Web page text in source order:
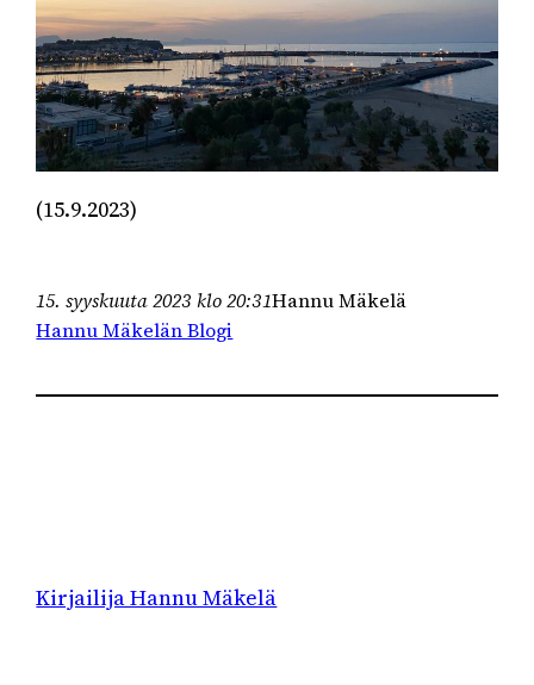
(15.9.2023)
15. syyskuuta 2023 klo 20:31Hannu Mäkelä
Hannu Mäkelän Blogi
Kirjailija Hannu Mäkelä